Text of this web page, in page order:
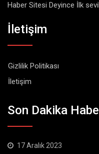
Haber Sitesi Deyince İlk
İletişim
Gizlilik Politikası
İletişim
Son Dakika
17 Aralık 2023